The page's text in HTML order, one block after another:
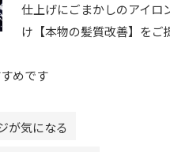
仕上げにごまかしのアイロ
け【本物の髪質改善】をご
めです
が気になる